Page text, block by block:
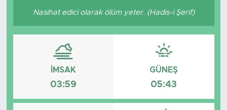
Nasihat edici olarak ölüm yeter. (Hadis-i Şerif)
İMSAK
03:59
GÜNEŞ
05:43